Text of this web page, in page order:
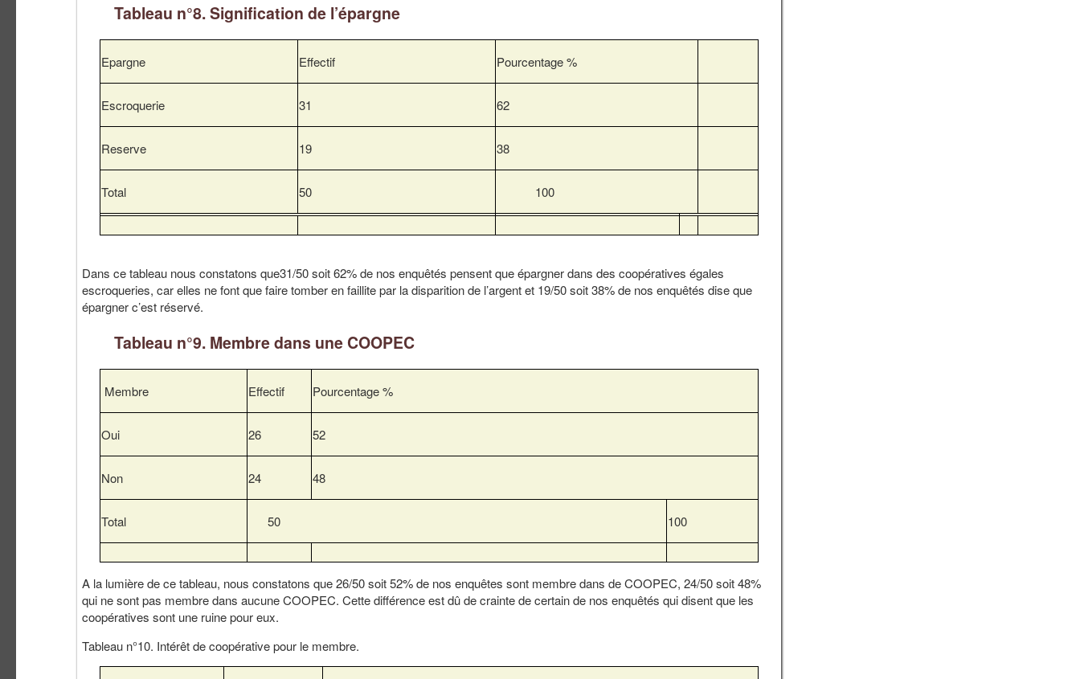
Tableau n°8. Signification de l’épargne
Epargne Effectif Pourcentage %
Escroquerie 31 62
Reserve 19 38
Total 50 100
Dans ce tableau nous constatons que31/50 soit 62% de nos enquêtés pensent que épargner dans des coopératives égales
escroqueries, car elles ne font que faire tomber en faillite par la disparition de l’argent et 19/50 soit 38% de nos enquêtés dise que
épargner c’est réservé.
Tableau n°9. Membre dans une COOPEC
Membre Effectif Pourcentage %
Oui 26 52
Non 24 48
Total 50 100
A la lumière de ce tableau, nous constatons que 26/50 soit 52% de nos enquêtes sont membre dans de COOPEC, 24/50 soit 48%
qui ne sont pas membre dans aucune COOPEC. Cette différence est dû de crainte de certain de nos enquêtés qui disent que les
coopératives sont une ruine pour eux.
Tableau n°10. Intérêt de coopérative pour le membre.